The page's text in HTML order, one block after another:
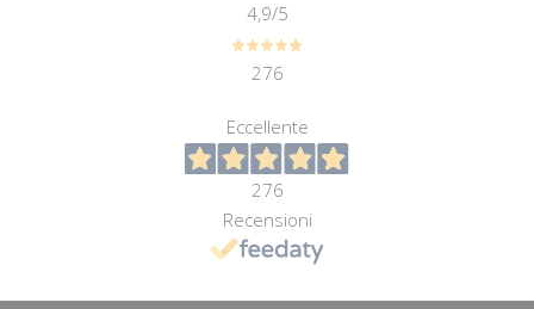
4,9/5
276
Eccellente
276
Recensioni